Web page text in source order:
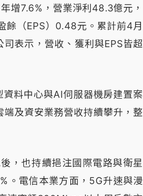
增7.6%，營業淨利48.3億元，
餘（EPS）0.48元。累計前4月
表示，營收、獲利與EPS皆超
料中心與AI伺服器機房建置案
及資安業務營收持續攀升，整
，也持續挹注國際電路與衛星
。電信本業方面，5G升速與漫